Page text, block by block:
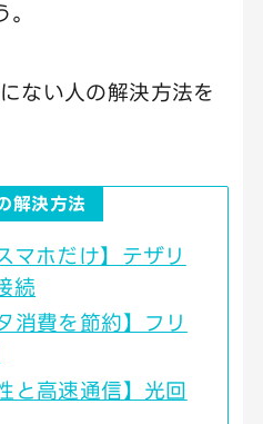
ない人の解決方法を
解決方法
マホだけ】テザリ
続
消費を節約】フリ
と高速通信】光回